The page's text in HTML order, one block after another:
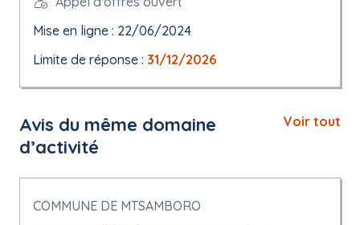
Mise en ligne : 22/06/2024
Limite de réponse : 31/12/2026
Avis du même domaine
d’activité
Voir tout
COMMUNE DE MTSAMBORO